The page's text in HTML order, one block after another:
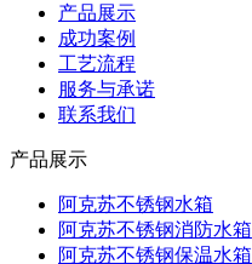
产品展示
成功案例
工艺流程
服务与承诺
联系我们
产品展示
阿克苏不锈钢水箱
阿克苏不锈钢消防水箱
阿克苏不锈钢保温水箱